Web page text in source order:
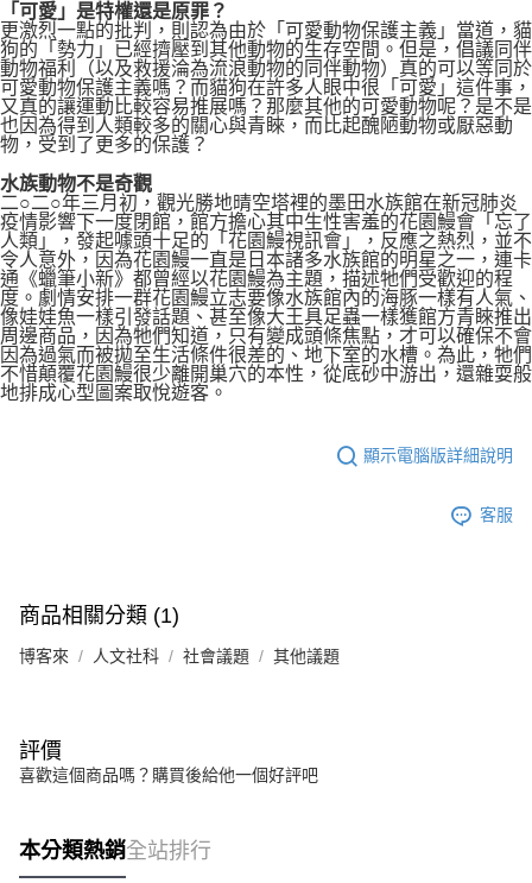
「可愛」是特權還是原罪？
更激烈一點的批判，則認為由於「可愛動物保護主義」當道，貓
狗的「勢力」已經擠壓到其他動物的生存空間。但是，倡議同伴
動物福利（以及救援淪為流浪動物的同伴動物）真的可以等同於
可愛動物保護主義嗎？而貓狗在許多人眼中很「可愛」這件事，
又真的讓運動比較容易推展嗎？那麼其他的可愛動物呢？是不是
也因為得到人類較多的關心與青睞，而比起醜陋動物或厭惡動
物，受到了更多的保護？
水族動物不是奇觀
二○二○年三月初，觀光勝地晴空塔裡的墨田水族館在新冠肺炎
疫情影響下一度閉館，館方擔心其中生性害羞的花園鰻會「忘了
人類」，發起噱頭十足的「花園鰻視訊會」，反應之熱烈，並不
令人意外，因為花園鰻一直是日本諸多水族館的明星之一，連卡
通《蠟筆小新》都曾經以花園鰻為主題，描述牠們受歡迎的程
度。劇情安排一群花園鰻立志要像水族館內的海豚一樣有人氣、
像娃娃魚一樣引發話題、甚至像大王具足蟲一樣獲館方青睞推出
周邊商品，因為牠們知道，只有變成頭條焦點，才可以確保不會
因為過氣而被拋至生活條件很差的、地下室的水槽。為此，牠們
不惜顛覆花園鰻很少離開巢穴的本性，從底砂中游出，還雜耍般
地排成心型圖案取悅遊客。
顯示電腦版詳細說明
客服
商品相關分類 (1)
博客來 人文社科 社會議題 其他議題
評價
喜歡這個商品嗎？購買後給他一個好評吧
本分類熱銷全站排行